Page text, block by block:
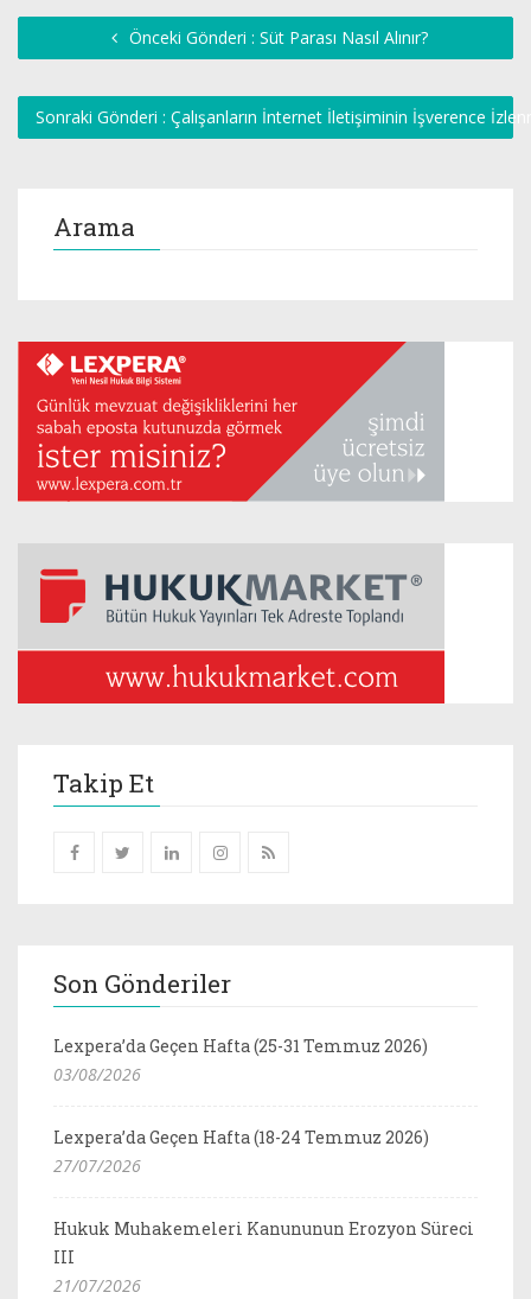
Önceki Gönderi : Süt Parası Nasıl Alınır?
Sonraki Gönderi : Çalışanların İnternet İletişiminin İşverence
Arama
Takip Et
Son Gönderiler
Lexpera’da Geçen Hafta (25-31 Temmuz 2026)
03/08/2026
Lexpera’da Geçen Hafta (18-24 Temmuz 2026)
27/07/2026
Hukuk Muhakemeleri Kanununun Erozyon Süreci
III
21/07/2026